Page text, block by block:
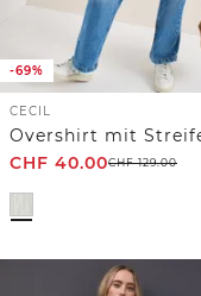
-69%
CECIL
CHF 40.00CHF129.00